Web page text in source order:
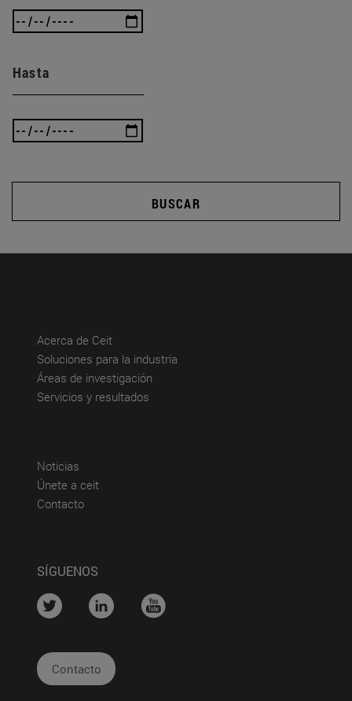
Hasta
BUSCAR
Acerca de Ceit(abre en nueva ventana)
Soluciones para la industria
Áreas de investigación
Servicios y resultados
Noticias
Únete a ceit(abre en nueva ventana)
Contacto(abre en nueva ventana)
SÍGUENOS
.... .... ....
Contacto